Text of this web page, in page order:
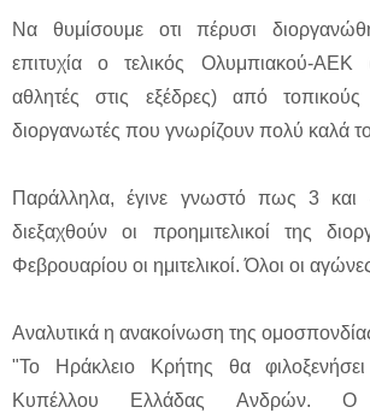
Να θυμίσουμε οτι πέρυσι
επιτυχία ο τελικός Ολυμπιακού-ΑΕΚ
αθλητές στις εξέδρες) από τοπικούς
διοργανωτές που γνωρίζουν πολύ καλά το
Παράλληλα, έγινε γνωστό πως 3 και
διεξαχθούν οι προημιτελικοί της
Φεβρουαρίου οι ημιτελικοί. Όλοι οι
Αναλυτικά η ανακοίνωση της
"Το Ηράκλειο Κρήτης θα
Κυπέλλου Ελλάδας Ανδρών. Ο